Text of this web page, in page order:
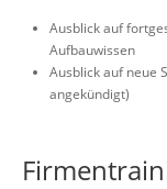
Ausblick auf
Aufbauwissen
Ausblick auf neue
angekündigt)